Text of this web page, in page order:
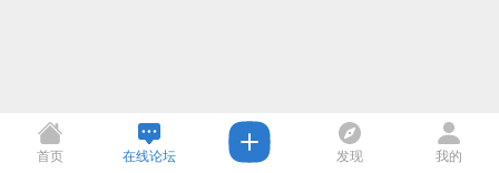
首页 在线论坛 发现 我的